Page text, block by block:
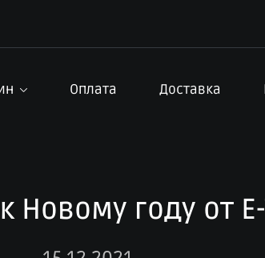
Оплата Доставка
Новому году от